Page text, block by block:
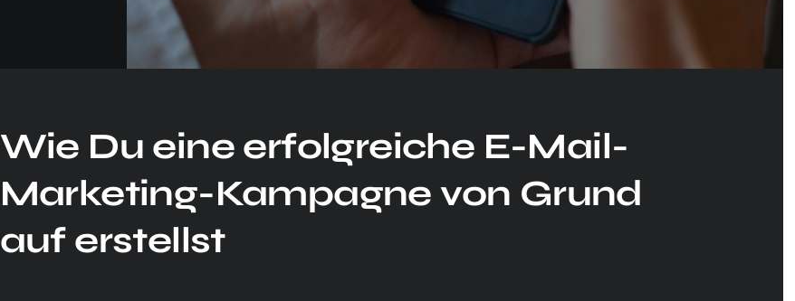
Wie Du eine erfolgreiche E-Mail-
Marketing-Kampagne von Grund
auf erstellst